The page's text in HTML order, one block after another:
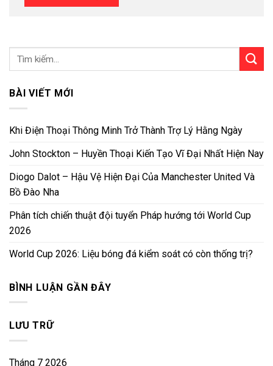
BÀI VIẾT MỚI
Khi Điện Thoại Thông Minh Trở Thành Trợ Lý Hằng Ngày
John Stockton – Huyền Thoại Kiến Tạo Vĩ Đại Nhất Hiện Nay
Diogo Dalot – Hậu Vệ Hiện Đại Của Manchester United Và
Bồ Đào Nha
Phân tích chiến thuật đội tuyển Pháp hướng tới World Cup
2026
World Cup 2026: Liệu bóng đá kiểm soát có còn thống trị?
BÌNH LUẬN GẦN ĐÂY
LƯU TRỮ
Tháng 7 2026